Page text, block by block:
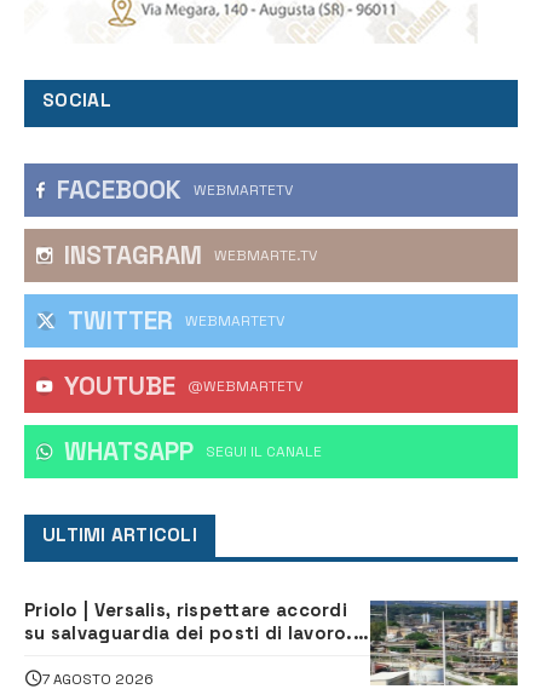
SOCIAL
FACEBOOK WEBMARTETV
INSTAGRAM WEBMARTE.TV
TWITTER WEBMARTETV
YOUTUBE @WEBMARTETV
WHATSAPP ‎SEGUI IL CANALE
ULTIMI ARTICOLI
Priolo | Versalis, rispettare accordi
su salvaguardia dei posti di lavoro. Il
7 AGOSTO 2026